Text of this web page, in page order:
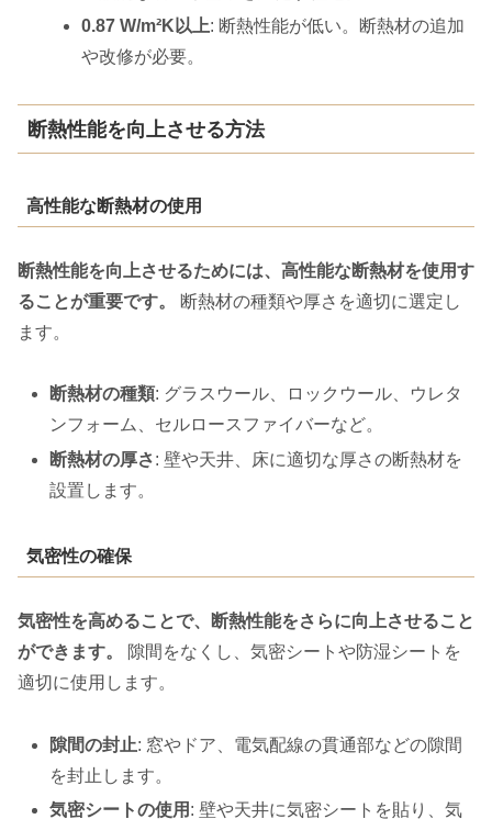
0.87 W/m²K以上: 断熱性能が低い。断熱材の追加
や改修が必要。
断熱性能を向上させる方法
高性能な断熱材の使用
断熱性能を向上させるためには、高性能な断熱材を使用す
ることが重要です。
断熱材の種類や厚さを適切に選定し
ます。
断熱材の種類: グラスウール、ロックウール、ウレタ
ンフォーム、セルロースファイバーなど。
断熱材の厚さ: 壁や天井、床に適切な厚さの断熱材を
設置します。
気密性の確保
気密性を高めることで、断熱性能をさらに向上させること
ができます。
隙間をなくし、気密シートや防湿シートを
適切に使用します。
隙間の封止: 窓やドア、電気配線の貫通部などの隙間
を封止します。
気密シートの使用 : 壁や天井に気密シートを貼り、気